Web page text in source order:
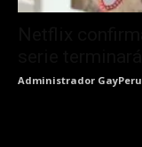
Administrador GayPeru